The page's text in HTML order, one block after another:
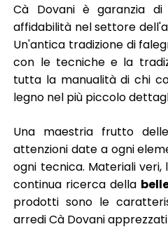
Cà Dovani è garanzia di
affidabilità nel settore
Un'antica tradizione di
con le tecniche e la
tutta la manualità di chi
legno nel più piccolo
Una maestria frutto
attenzioni date a ogni
ogni tecnica. Materiali veri,
continua ricerca della
prodotti sono le
arredi Cà Dovani